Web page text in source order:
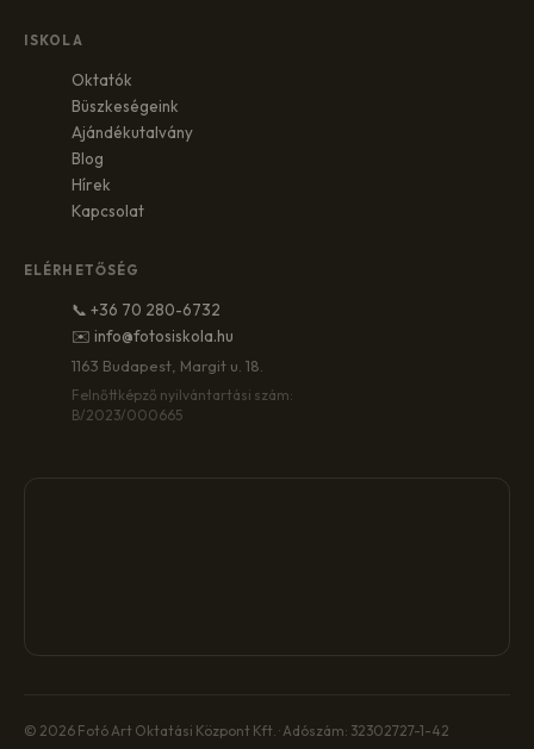
ISKOLA
Oktatók
Büszkeségeink
Ajándékutalvány
Blog
Hírek
Kapcsolat
ELÉRHETŐSÉG
📞 +36 70 280-6732
✉️ info@fotosiskola.hu
1163 Budapest, Margit u. 18.
Felnőttképző nyilvántartási szám:
B/2023/000665
© 2026 Fotó Art Oktatási Központ Kft. · Adószám: 32302727-1-42